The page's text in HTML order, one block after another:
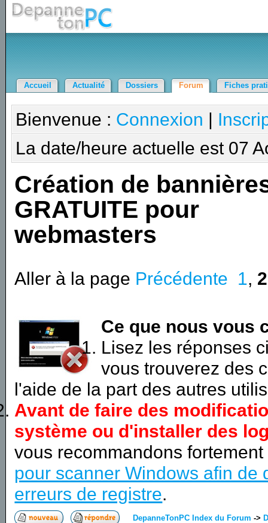
Accueil Actualité Dossiers Forum Fiches
Bienvenue : Connexion |
La date/heure actuelle est 07
Création de
GRATUITE pour
webmasters
Aller à la page Précédente 1, 2
Ce que nous vous
Lisez les réponses
vous trouverez des
l'aide de la part des autres
Avant de faire des
système ou d'installer des
vous recommandons
pour scanner Windows afin de
erreurs de registre.
DepanneTonPC Index du Forum ->